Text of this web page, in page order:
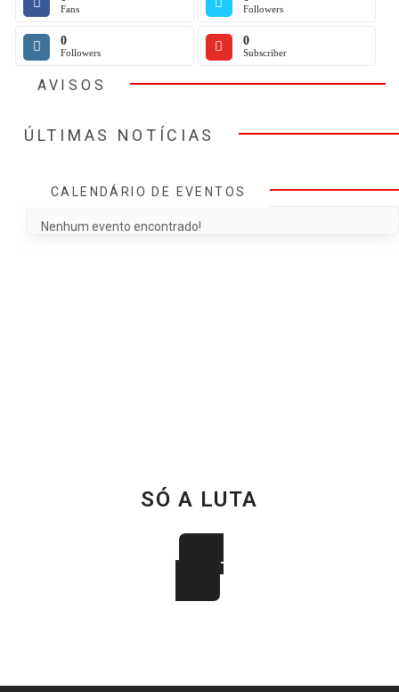
Fans Followers
0
Followers
0
Subscriber
AVISOS
ÚLTIMAS NOTÍCIAS
CALENDÁRIO DE EVENTOS
Nenhum evento encontrado!
SÓ A LUTA
JUNTOS SOMOS MAIS FORTES
FAÇA PARTE